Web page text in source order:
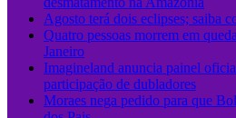
Agosto terá dois eclipses; saiba
Quatro pessoas morrem em
Janeiro
Imagineland anuncia painel
participação de dubladores
Moraes nega pedido para que